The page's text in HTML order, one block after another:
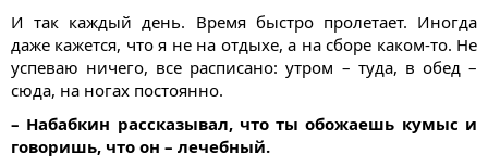
И так каждый день. Время быстро пролетает. Иногда
даже кажется, что я не на отдыхе, а на сборе каком-то. Не
успеваю ничего, все расписано: утром – туда, в обед –
сюда, на ногах постоянно.
– Набабкин рассказывал, что ты обожаешь кумыс и
говоришь, что он – лечебный.